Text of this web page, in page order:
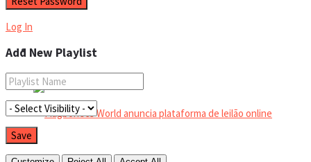
Eventos
Log In
Add New Playlist